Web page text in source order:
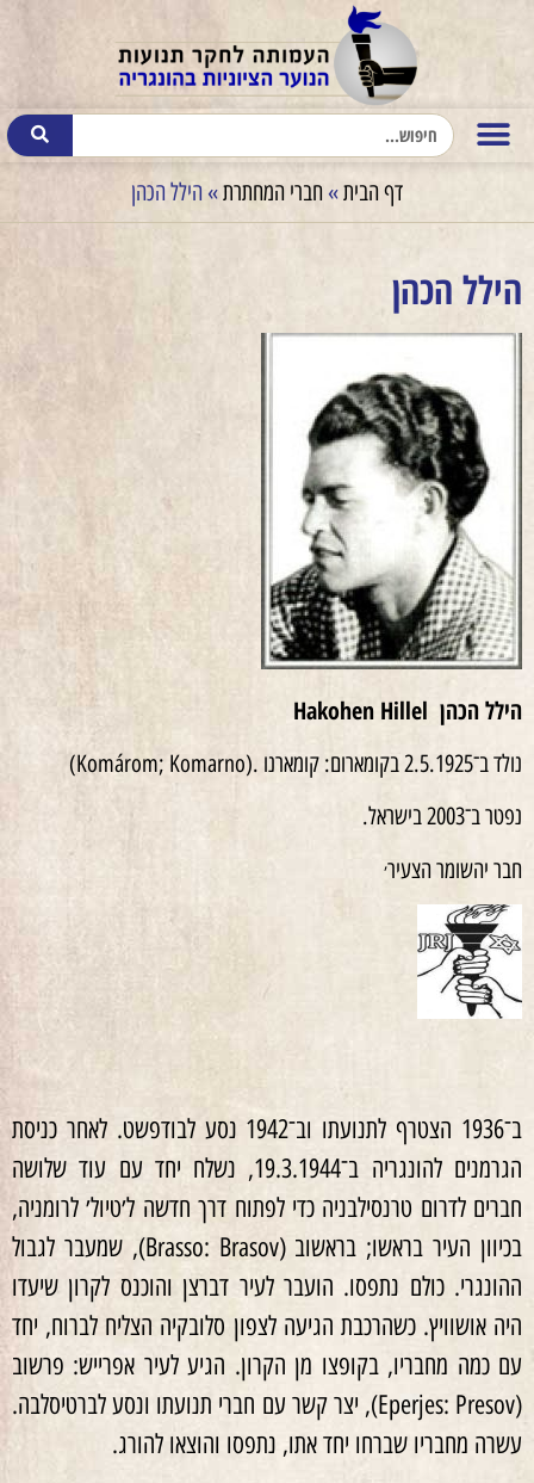
דף הבית»חברי המחתרת» הילל הכהן
הילל הכהן
הילל הכהן Hakohen Hillel
נולד ב־2.5.1925 בקומארום: קומארנו .(Komárom; Komarno)
נפטר ב־2003 בישראל.
חבר יהשומר הצעיר,
ב־1936 הצטרף לתנועתו וב־1942 נסע לבודפשט. לאחר כניסת
הגרמנים להונגריה ב־19.3.1944, נשלח יחד עם עוד שלושה
חברים לדרום טרנסילבניה כדי לפתוח דרך חדשה ל׳טיול׳ לרומניה,
בכיוון העיר בראשו; בראשוב (Brasso: Brasov), שמעבר לגבול
ההונגרי. כולם נתפסו. הועבר לעיר דברצן והוכנס לקרון שיעדו
היה אושוויץ. כשהרכבת הגיעה לצפון סלובקיה הצליח לברוח, יחד
עם כמה מחבריו, בקופצו מן הקרון. הגיע לעיר אפרייש: פרשוב
(Eperjes: Presov), יצר קשר עם חברי תנועתו ונסע לברטיסלבה.
עשרה מחבריו שברחו יחד אתו, נתפסו והוצאו להורג.